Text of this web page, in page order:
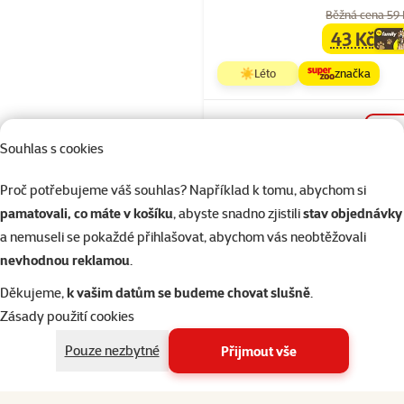
Souhlas s cookies
Proč potřebujeme váš souhlas? Například k tomu, abychom si
pamatovali, co máte v košíku, abyste snadno zjistilistav objednávky
a nemuseli se pokaždé přihlašovat, abychom vás neobtěžovali
nevhodnou reklamou.
Děkujeme,k vašim datům se budeme chovat slušně.
Zásady použití cookies
Pouze nezbytné
Přijmout vše
Běžná cena 59
family
43 Kč
☀️Léto značka
Klec BIRD
Hodnocení
family
1 565 Kč
značka